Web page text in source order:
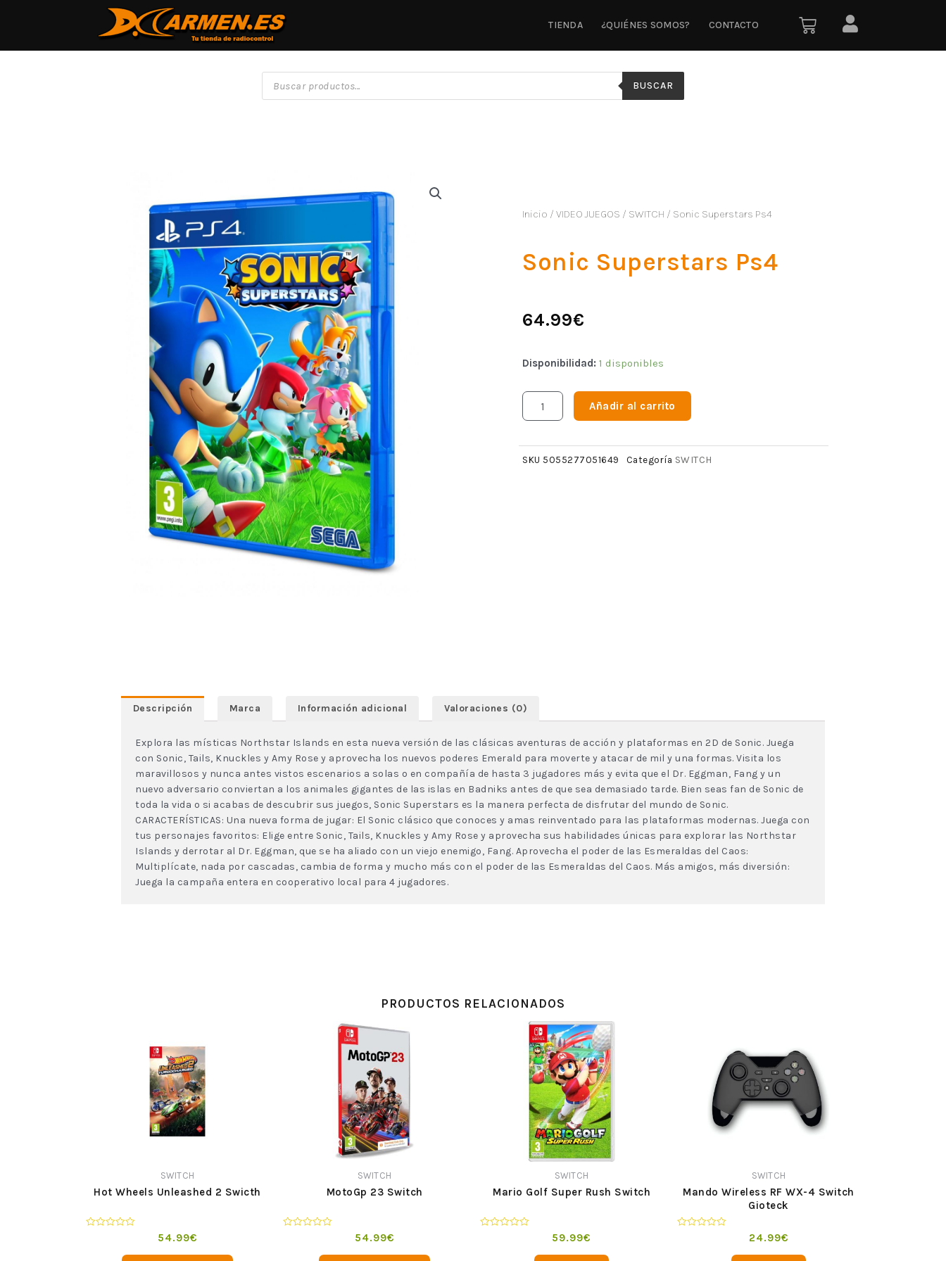
TIENDA ¿QUIÉNES SOMOS? CONTACTO
BUSCAR
Inicio / VIDEO JUEGOS / SWITCH / Sonic Superstars Ps4
Sonic Superstars Ps4
64.99€
Disponibilidad: 1 disponibles
Añadir al carrito
SKU 5055277051649 Categoría SWITCH
Descripción Marca Información adicional Valoraciones (0)
Explora las místicas Northstar Islands en esta nueva versión de las clásicas aventuras de acción y plataformas en 2D de Sonic. Juega
con Sonic, Tails, Knuckles y Amy Rose y aprovecha los nuevos poderes Emerald para moverte y atacar de mil y una formas. Visita los
maravillosos y nunca antes vistos escenarios a solas o en compañía de hasta 3 jugadores más y evita que el Dr. Eggman, Fang y un
nuevo adversario conviertan a los animales gigantes de las islas en Badniks antes de que sea demasiado tarde. Bien seas fan de Sonic de
toda la vida o si acabas de descubrir sus juegos, Sonic Superstars es la manera perfecta de disfrutar del mundo de Sonic.
CARACTERÍSTICAS: Una nueva forma de jugar: El Sonic clásico que conoces y amas reinventado para las plataformas modernas. Juega con
tus personajes favoritos: Elige entre Sonic, Tails, Knuckles y Amy Rose y aprovecha sus habilidades únicas para explorar las Northstar
Islands y derrotar al Dr. Eggman, que se ha aliado con un viejo enemigo, Fang. Aprovecha el poder de las Esmeraldas del Caos:
Multiplícate, nada por cascadas, cambia de forma y mucho más con el poder de las Esmeraldas del Caos. Más amigos, más diversión:
Juega la campaña entera en cooperativo local para 4 jugadores.
PRODUCTOS RELACIONADOS
SWITCH
Hot Wheels Unleashed 2 Swicth
54.99€
SWITCH
MotoGp 23 Switch
54.99€
SWITCH
Mario Golf Super Rush Switch
59.99€
SWITCH
Mando Wireless RF WX-4 Switch
Gioteck
24.99€